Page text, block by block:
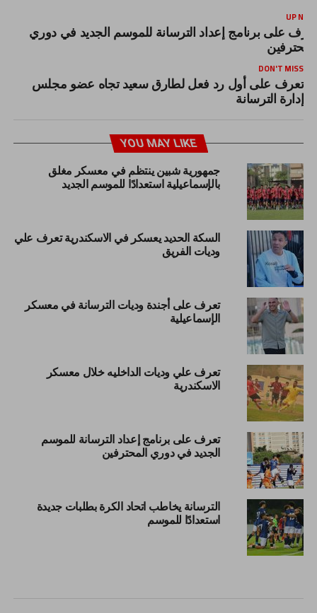
UP
على برنامج إعداد الترسانة للموسم الجديد في دوري
DON'T MISS
تعرف على أول رد فعل لطارق سعيد تجاه عضو مجلس
إدارة الترسانة
YOU MAY LIKE
جمهورية شبين ينتظم في معسكر مغلق
بالإسماعيلية استعدادًا للموسم الجديد
السكة الحديد يعسكر في الاسكندرية تعرف علي
وديات الفريق
تعرف على أجندة وديات الترسانة في معسكر
الإسماعيلية
تعرف علي وديات الداخليه خلال معسكر
الاسكندرية
تعرف على برنامج إعداد الترسانة للموسم
الجديد في دوري المحترفين
الترسانة يخاطب اتحاد الكرة بطلبات جديدة
استعدادًا للموسم